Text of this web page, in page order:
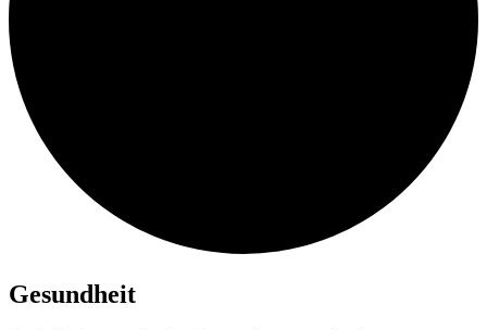
Gesundheit